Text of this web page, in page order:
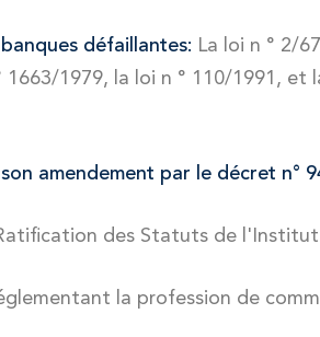
défaillantes: La loi n ° 2/
1979, la loi n ° 110/1991,
amendement par le décret n°
des Statuts de
la profession de